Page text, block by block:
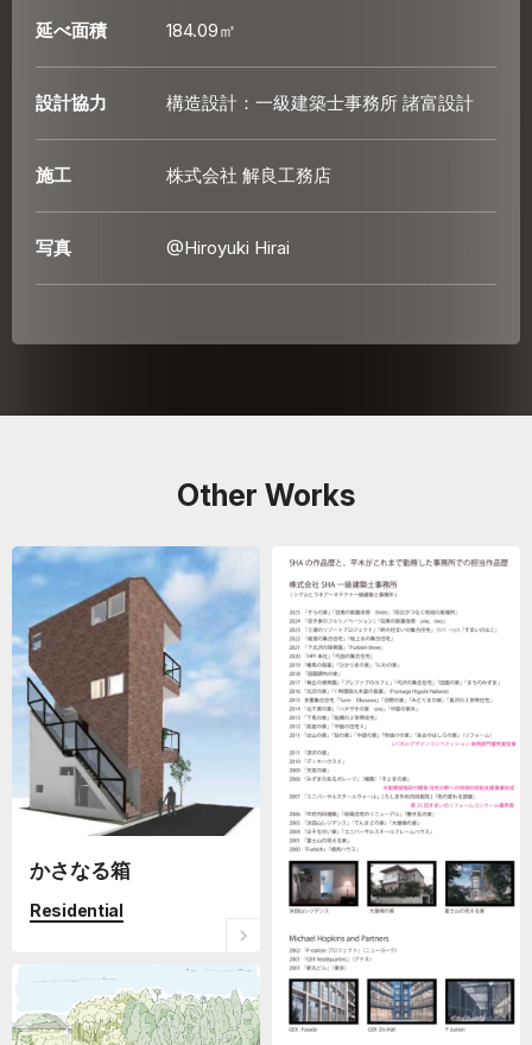
延べ面積 184.09㎡
設計協力 構造設計：一級建築士事務所 諸富設計
施工 株式会社 解良工務店
写真 @Hiroyuki Hirai
Other Works
かさなる箱
Residential